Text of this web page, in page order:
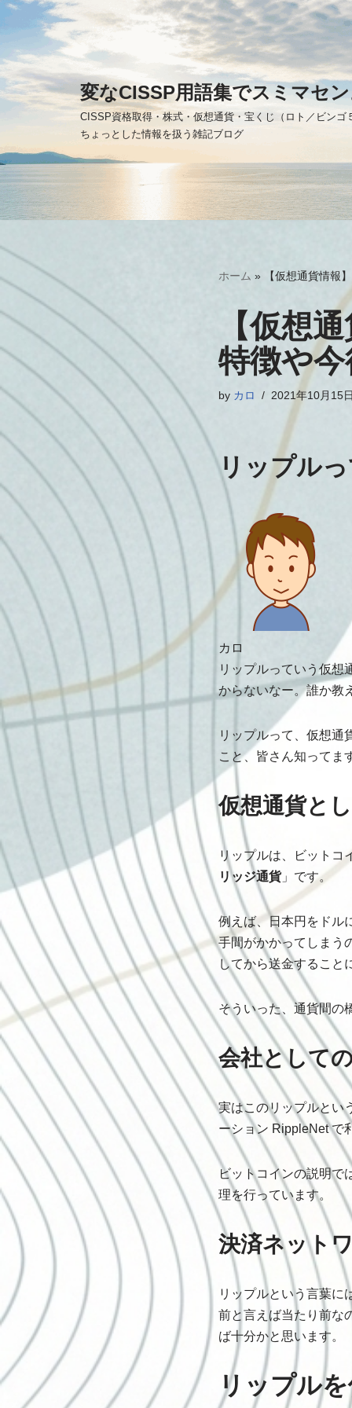
ン
テ
へ
ス
キ
ッ
変なCISSP用語集でスミマセ
CISSP資格取得・株式・仮想通貨・宝くじ（ロト／ビンゴ
ちょっとした情報を扱う雑記ブログ
ホーム » 【仮想通貨情報
【仮想
特徴や
by カロ 2021年10月15
リップル
カロ
リップルっていう仮想
からないなー。誰か教
リップルって、仮想通
こと、皆さん知ってま
仮想通貨と
リップルは、ビットコ
リッジ通貨」です。
例えば、日本円をドル
手間がかかってしまう
してから送金すること
そういった、通貨間の
会社として
実はこのリップルとい
ーション RippleNet で
ビットコインの説明で
理を行っています。
決済ネット
リップルという言葉に
前と言えば当たり前な
ば十分かと思います。
リップル